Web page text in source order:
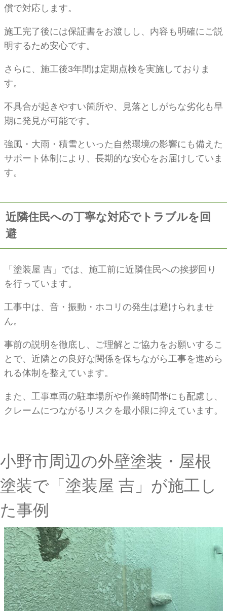
償で対応します。
施工完了後には保証書をお渡しし、内容も明確にご説
明するため安心です。
さらに、施工後3年間は定期点検を実施しておりま
す。
不具合が起きやすい箇所や、見落としがちな劣化も早
期に発見が可能です。
強風・大雨・積雪といった自然環境の影響にも備えた
サポート体制により、長期的な安心をお届けしていま
す。
近隣住民への丁寧な対応でトラブルを回
避
「塗装屋 吉」では、施工前に近隣住民への挨拶回り
を行っています。
工事中は、音・振動・ホコリの発生は避けられませ
ん。
事前の説明を徹底し、ご理解とご協力をお願いするこ
とで、近隣との良好な関係を保ちながら工事を進めら
れる体制を整えています。
また、工事車両の駐車場所や作業時間帯にも配慮し、
クレームにつながるリスクを最小限に抑えています。
小野市周辺の外壁塗装・屋根
塗装で「塗装屋 吉」が施工し
た事例